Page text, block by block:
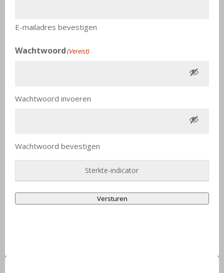
E-mailadres bevestigen
Wachtwoord(Vereist)
Wachtwoord invoeren
Wachtwoord bevestigen
Sterkte-indicator
Versturen